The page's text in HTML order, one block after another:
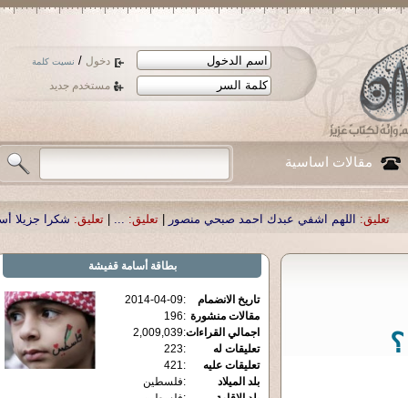
دخول / نسيت كلمة
مستخدم جديد
مقالات اساسية
اشفي عبدك احمد صبحي منصور| تعليق: ...
|تعليق: شكرا جزيلا أستاذ حمد الحمد
بطاقة أسامة قفيشة
تاريخ الانضمام :
2014-04-09
مقالات منشورة :
196
اجمالي القراءات:
2,009,039
تعليقات له
:
223
تعليقات عليه
:
421
بلد الميلاد
:فلسطين